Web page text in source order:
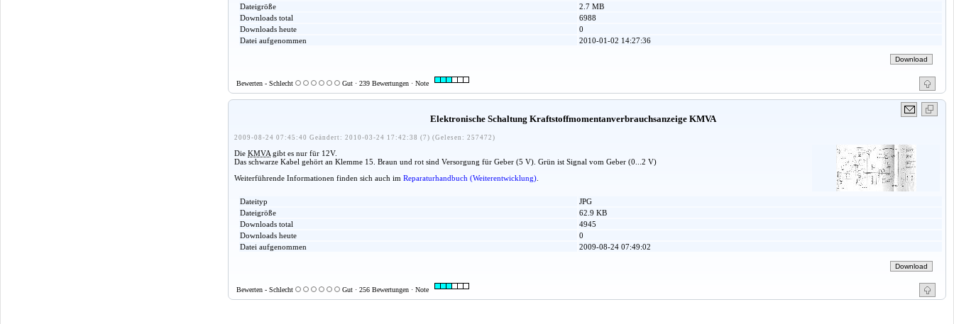
Dateigröße
2.7 MB
Downloads total
6988
Downloads heute
0
Datei aufgenommen
2010-01-02 14:27:36
Bewerten - Schlecht Gut · 239 Bewertungen · Note
Elektronische Schaltung Kraftstoffmomentanverbrauchsanzeige KMVA
2009-08-24 07:45:40 Geändert: 2010-03-24 17:42:38 (7) (Gelesen: 257472)
Die KMVA gibt es nur für 12V.
Das schwarze Kabel gehört an Klemme 15. Braun und rot sind Versorgung für Geber (5 V). Grün ist Signal vom Geber (0...2 V)
Weiterführende Informationen finden sich auch im Reparaturhandbuch (Weiterentwicklung)
Dateityp
JPG
Dateigröße
62.9 KB
Downloads total
4945
Downloads heute
0
Datei aufgenommen
2009-08-24 07:49:02
Bewerten - Schlecht Gut · 256 Bewertungen · Note